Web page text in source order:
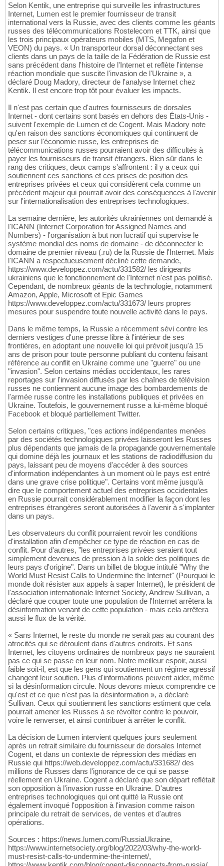
Selon Kentik, une entreprise qui surveille les infrastructures
Internet, Lumen est le premier fournisseur de transit
international vers la Russie, avec des clients comme les géants
russes des télécommunications Rostelecom et TTK, ainsi que
les trois principaux opérateurs mobiles (MTS, Megafon et
VEON) du pays. « Un transporteur dorsal déconnectant ses
clients dans un pays de la taille de la Fédération de Russie est
sans précédent dans l'histoire de l'Internet et reflète l'intense
réaction mondiale que suscite l'invasion de l'Ukraine », a
déclaré Doug Madory, directeur de l'analyse Internet chez
Kentik. Il est encore trop tôt pour évaluer les impacts.
Il n'est pas certain que d'autres fournisseurs de dorsales
Internet - dont certains sont basés en dehors des États-Unis -
suivent l'exemple de Lumen et de Cogent. Mais Madory note
qu'en raison des sanctions économiques qui continuent de
peser sur l'économie russe, les entreprises de
télécommunications russes pourraient avoir des difficultés à
payer les fournisseurs de transit étrangers. Bien sûr dans le
rang des critiques, deux camps s'affrontent : il y a ceux qui
soutiennent ces sanctions et ces prises de position des
entreprises privées et ceux qui considèrent cela comme un
précédent majeur qui pourrait avoir des conséquences à l'avenir
sur l'internationalisation des entreprises technologiques.
La semaine dernière, les autorités ukrainiennes ont demandé à
l'ICANN (Internet Corporation for Assigned Names and
Numbers) - l'organisation à but non lucratif qui supervise le
système mondial des noms de domaine - de déconnecter le
domaine de premier niveau (.ru) de la Russie de l'Internet. Mais
l'ICANN a respectueusement décliné cette demande,
https://www.developpez.com/actu/331582/ les dirigeants
ukrainiens que le fonctionnement de l'Internet n'est pas politisé.
Cependant, de nombreux géants de la technologie, notamment
Amazon, Apple, Microsoft et Epic Games
https://www.developpez.com/actu/331673/ leurs propres
mesures pour suspendre toute nouvelle activité dans le pays.
Dans le même temps, la Russie a récemment sévi contre les
derniers vestiges d'une presse libre à l'intérieur de ses
frontières, en adoptant une nouvelle loi qui prévoit jusqu'à 15
ans de prison pour toute personne publiant du contenu faisant
référence au conflit en Ukraine comme une "guerre" ou une
"invasion". Selon certains médias occidentaux, les rares
reportages sur l'invasion diffusés par les chaînes de télévision
russes ne contiennent aucune image des bombardements de
l'armée russe contre les installations publiques et privées en
Ukraine. Toutefois, le gouvernement russe a lui-même bloqué
Facebook et bloqué partiellement Twitter.
Selon certains critiques, "ces actions indépendantes menées
par des sociétés technologiques privées laisseront les Russes
plus dépendants que jamais de la propagande gouvernementale
qui domine déjà les journaux et les stations de radiodiffusion du
pays, laissant peu de moyens d'accéder à des sources
d'information indépendantes à un moment où le pays est entré
dans une grave crise politique". Certains vont même jusqu'à
dire que le comportement actuel des entreprises occidentales
en Russie pourrait considérablement modifier la façon dont les
entreprises étrangères seront autorisées à l'avenir à s'implanter
dans un pays.
Les observateurs du conflit pourraient revoir les conditions
d'installation afin d'empêcher ce type de réaction en cas de
conflit. Pour d'autres, "les entreprises privées seraient tout
simplement devenues de pression à la solde des politiques de
leurs pays d'origine". Dans un billet de blogue intitulé "Why the
World Must Resist Calls to Undermine the Internet" (Pourquoi le
monde doit résister aux appels à saper Internet), le président de
l'association internationale Internet Society, Andrew Sullivan, a
déclaré que couper toute une population de l'Internet arrêtera la
désinformation venant de cette population - mais cela arrêtera
aussi le flux de la vérité.
« Sans Internet, le reste du monde ne serait pas au courant des
atrocités qui se déroulent dans d'autres endroits. Et sans
Internet, les citoyens ordinaires de nombreux pays ne sauraient
pas ce qui se passe en leur nom. Notre meilleur espoir, aussi
faible soit-il, est que les gens qui soutiennent un régime agressif
changent leur soutien. Plus d'informations peuvent aider, même
si la désinformation circule. Nous devons mieux comprendre ce
qu'est et ce que n'est pas la désinformation », a déclaré
Sullivan. Ceux qui soutiennent les sanctions estiment que cela
pourrait amener les Russes à se révolter contre le pouvoir,
voire le renverser, et ainsi contribuer à arrêter le conflit.
La décision de Lumen intervient quelques jours seulement
après un retrait similaire du fournisseur de dorsales Internet
Cogent, et dans un contexte de répression des médias en
Russie qui https://web.developpez.com/actu/331682/ des
millions de Russes dans l'ignorance de ce qui se passe
réellement en Ukraine. Cogent a déclaré que son départ reflétait
son opposition à l'invasion russe en Ukraine. D'autres
entreprises technologiques qui ont quitté la Russie ont
également invoqué l'opposition à l'invasion comme raison
principale du retrait de services, de ventes et d'autres
opérations.
Sources : https://news.lumen.com/RussiaUkraine,
https://www.internetsociety.org/blog/2022/03/why-the-world-
must-resist-calls-to-undermine-the-internet/,